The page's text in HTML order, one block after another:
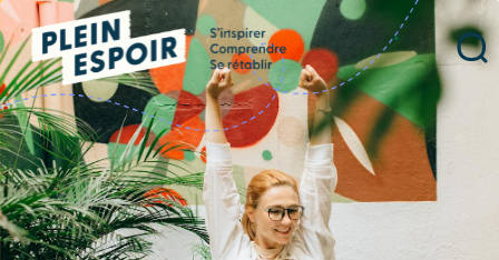
Panneau de gestion des cookies